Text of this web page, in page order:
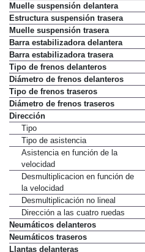
Muelle suspensión delantera
Estructura suspensión trasera
Muelle suspensión trasera
Barra estabilizadora delantera
Barra estabilizadora trasera
Tipo de frenos delanteros
Diámetro de frenos delanteros
Tipo de frenos traseros
Diámetro de frenos traseros
Dirección
Tipo
Tipo de asistencia
Asistencia en función de la
velocidad
Desmultiplicacion en función de
la velocidad
Desmultiplicación no lineal
Dirección a las cuatro ruedas
Neumáticos delanteros
Neumáticos traseros
Llantas delanteras